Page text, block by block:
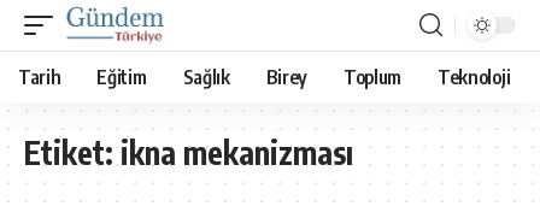
Tarih Eğitim Sağlık Birey Toplum Teknoloji
Etiket:ikna mekanizması